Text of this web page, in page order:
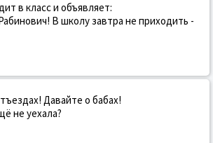
в класс и объявляет:
В школу завтра не приходить -
Давайте о бабах!
не уехала?